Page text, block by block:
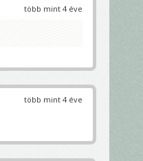
több mint 4 éve
több mint 4 éve